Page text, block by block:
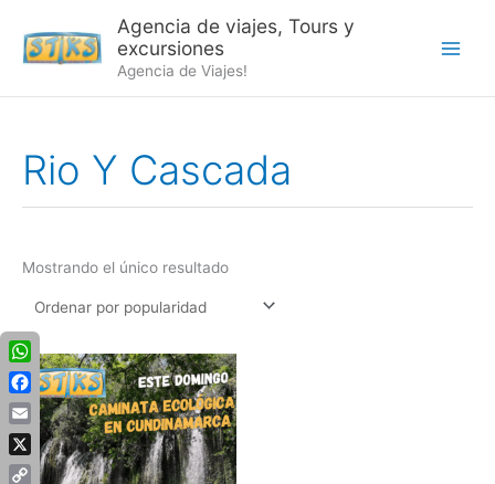
contenido
Agencia de viajes, Tours y
excursiones
Agencia de Viajes!
Rio Y Cascada
Mostrando el único resultado
WhatsApp
Facebook
Email
X